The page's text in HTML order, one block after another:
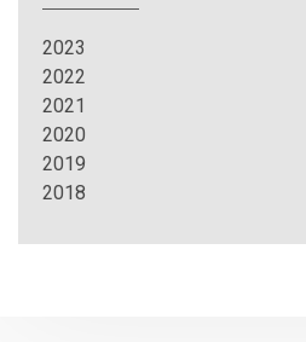
2023
2022
2021
2020
2019
2018